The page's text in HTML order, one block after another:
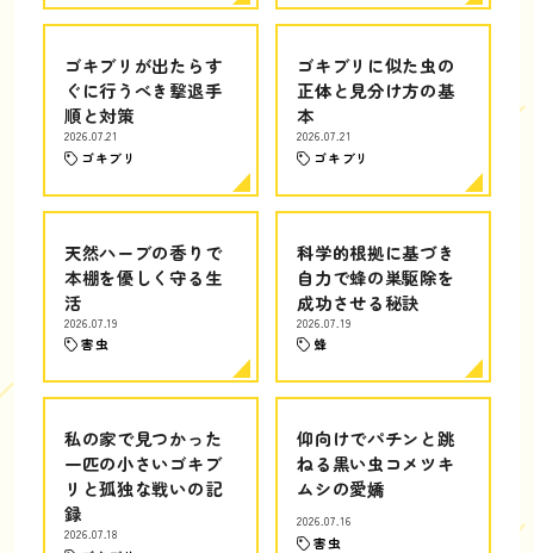
ゴキブリが出たらす
ぐに行うべき撃退手
順と対策
2026.07.21
ゴキブリ
ゴキブリに似た虫の
正体と見分け方の基
本
2026.07.21
ゴキブリ
天然ハーブの香りで
本棚を優しく守る生
活
2026.07.19
害虫
科学的根拠に基づき
自力で蜂の巣駆除を
成功させる秘訣
2026.07.19
蜂
私の家で見つかった
一匹の小さいゴキブ
リと孤独な戦いの記
録
2026.07.18
仰向けでパチンと跳
ねる黒い虫コメツキ
ムシの愛嬌
2026.07.16
害虫